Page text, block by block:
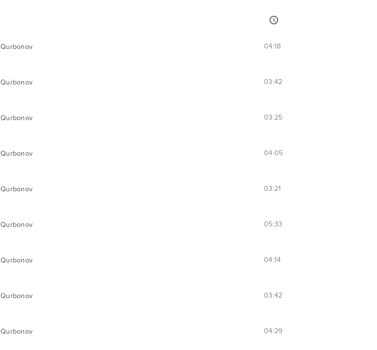
04:18
03:42
03:25
04:05
03:21
05:33
04:14
03:42
04:29